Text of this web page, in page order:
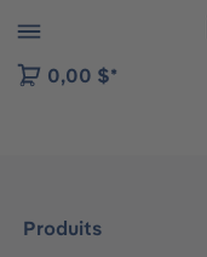
to B2B platform
0,00 $*
Produits